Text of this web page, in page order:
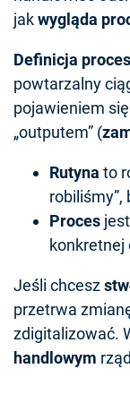
jakwygląda
Definicja
powtarzalny
pojawieniem się
„outputem” (
Rutyna to
robiliśmy”,
Proces
konkretnej
Jeśli chcesz
przetrwa
zdigitalizować.
handlowym